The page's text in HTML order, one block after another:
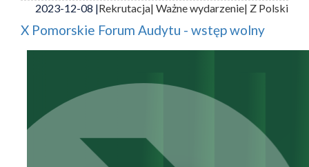
2023-12-08 |Rekrutacja| Ważne wydarzenie| Z Polski
X Pomorskie Forum Audytu - wstęp wolny